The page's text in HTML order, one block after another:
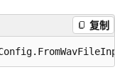
复制